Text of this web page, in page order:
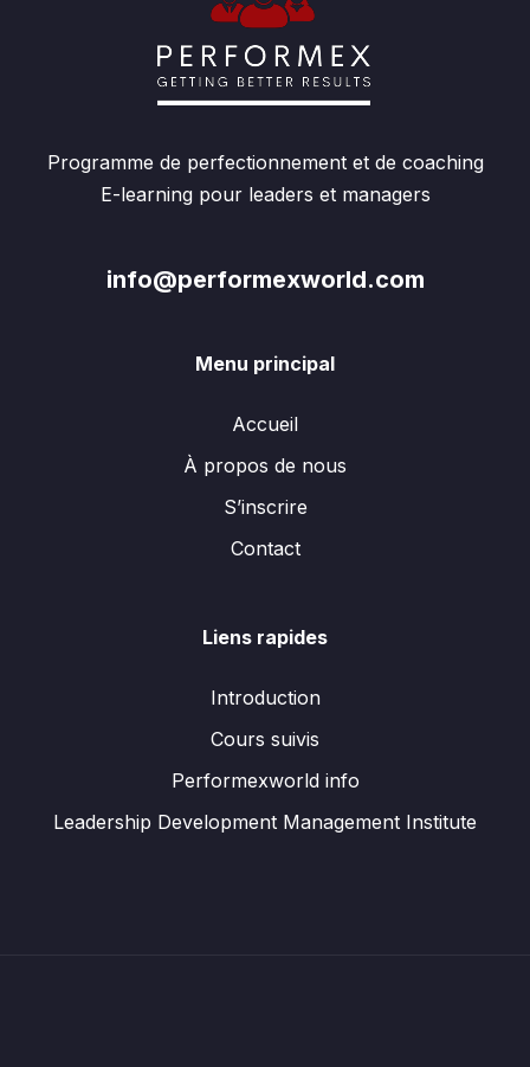
Programme de perfectionnement et de coaching
E-learning pour leaders et managers
info@performexworld.com
Menu principal
Accueil
À propos de nous
S’inscrire
Contact
Liens rapides
Introduction
Cours suivis
Performexworld info
Leadership Development Management Institute